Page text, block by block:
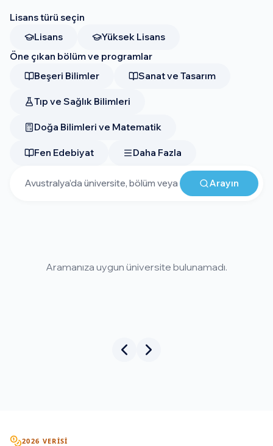
yıl, PhD 4 yıl. PR (Permanent Residency) yolu açık —
Adelaide/Perth gibi regional şehirlerde puan bonusu.
Lisans türü seçin
Lisans
Yüksek Lisans
Öne çıkan bölüm ve programlar
Beşeri Bilimler
Sanat ve Tasarım
Tıp ve Sağlık Bilimleri
Doğa Bilimleri ve Matematik
Fen Edebiyat Daha Fazla
Arayın
Aramanıza uygun üniversite bulunamadı.
2026 VERISI